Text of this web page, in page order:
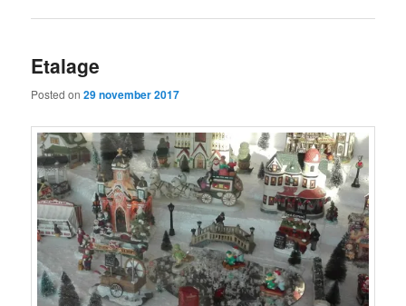
Etalage
Posted on29 november 2017